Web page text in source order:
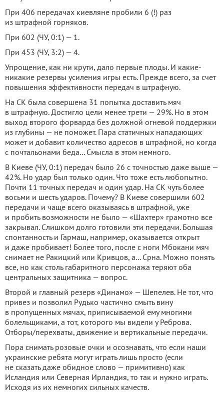
При 406 передачах киевляне пробили 6 (!) раз
из штрафной горняков.
При 602 (ЧУ, 0:1) — 1.
При 453 (ЧУ, 3:2) — 4.
Упрощение, как ни крути, дало первые плоды. И какие-
никакие резервы усиления игры есть. Прежде всего, за счет
повышения эффективности передач в штрафную.
На СК была совершена 31 попытка доставить мяч
в штрафную. Достигло цели менее трети — 29%. Но в этом
выход второго форварда без должной огневой поддержки
из глубины — не поможет. Пара статичных нападающих
может и добавит количество адресов в штрафной, но когда
с почтальонами беда... Смысла в этом немного.
В Киеве (ЧУ, 0:1) передач было 26 с точностью даже выше —
42%. Но удар был только один. Что тоже есть любопытно.
Почти 11 точных передач и один удар. На СК чуть более
восьми и шесть ударов. Почему? В Киеве совершили 602
передачи и чаще всего оказываясь в штрафной, уже
и пробить возможности не было — «Шахтер» грамотно все
закрывал. Слишком долго готовили эти передачи. Большая
спонтанность и Гармаш, например, оказывается открыт
и даже пробивает! Более того, после с ноги Мбокани мяч
снимает не Ракицкий или Кривцов, а... Срна. Можно понять
все, но как столь габаритного персонажа теряют оба
центральных защитника — вопрос.
Второй и главный резерв «Динамо» — Шепелев. Не тот, что
привез и позволил Рудько частично смыть вину
в пропущенных мячах, приписываемой ему многими
болельщиками, а тот, которого мы видели у Реброва.
Отборы/перехваты, движение и вертикальные передачи.
Пора снимать розовые очки и осознавать, что если наши
украинские ребята могут играть лишь просто (если
не сказать даже обидное слово — примитивно) как
Исландия или Северная Ирландия, то так и нужно играть.
Исходя из их немногих сильных качеств.